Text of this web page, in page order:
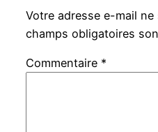
Votre adresse e-mail ne
champs obligatoires
Commentaire *